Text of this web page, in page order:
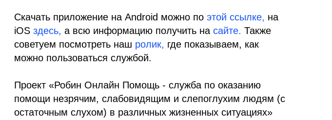
Скачать приложение на Android можно по этой ссылке, на
iOS здесь, а всю информацию получить на сайте. Также
советуем посмотреть наш ролик, где показываем, как
можно пользоваться службой.
Проект «Робин Онлайн Помощь - служба по оказанию
помощи незрячим, слабовидящим и слепоглухим людям (с
остаточным слухом) в различных жизненных ситуациях»